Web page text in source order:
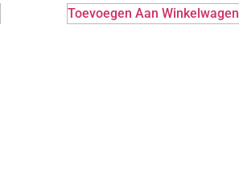
Toevoegen Aan Winkelwagen